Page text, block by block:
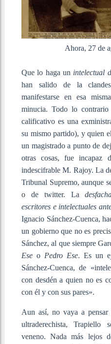
Ahora, 27 de
Que lo haga un intelectual
han salido de la
manifestarse en esa
minucia. Todo lo
calificativo es una
su mismo partido), y quien
un magistrado a punto de
otras cosas, fue incapaz
indescifrable M. Rajoy. La
Tribunal Supremo, aunque
o de twitter. La
escritores e intelectuales
Ignacio Sánchez-Cuenca,
un gobierno que no es
Sánchez, al que siempre
Ese o Pedro Ese. Es un
Sánchez-Cuenca, de
con desdén a quien no es
con él y con sus pares».
Aun así, no vaya a
ultraderechista,
veneno. Nada más lejos